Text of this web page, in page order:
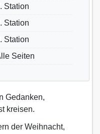
Station
Station
Station
Seiten
Gedanken,
kreisen.
der Weihnacht,